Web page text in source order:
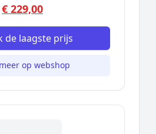
€ 229,00
de laagste prijs
op webshop